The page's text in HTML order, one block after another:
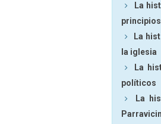
La
La
la iglesia
La
políticos
La